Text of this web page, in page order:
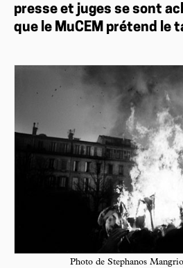
presse et juges se sont
que le MuCEM prétend le
Photo de Stephanos